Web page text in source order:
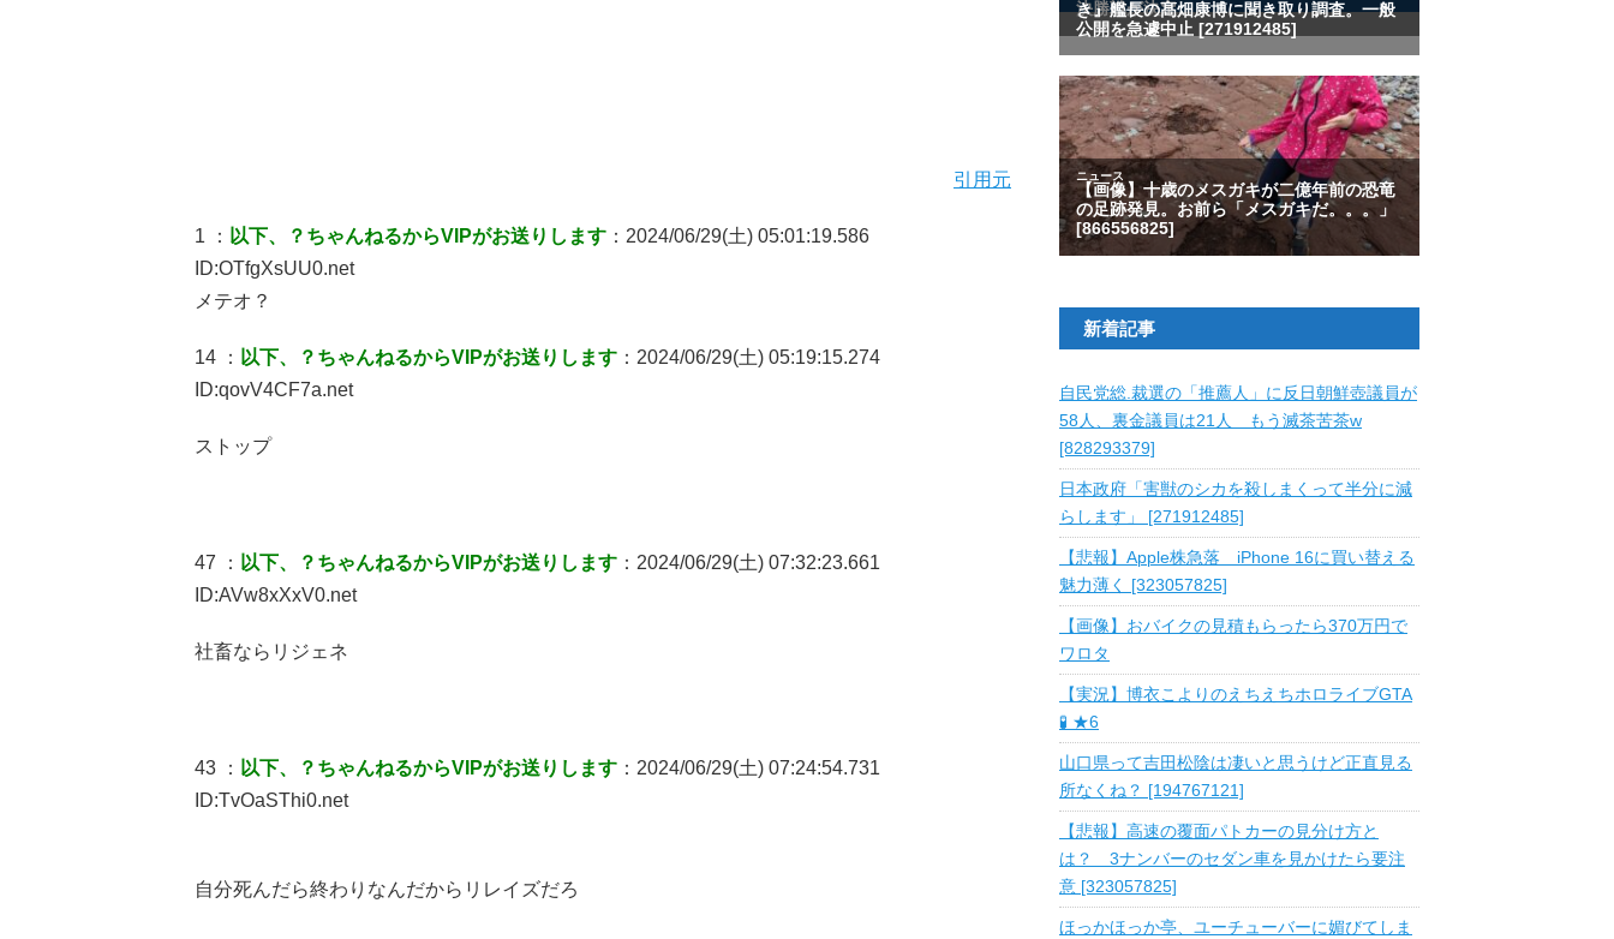
引用元
1 ： 以下、？ちゃんねるからVIPがお送りします ：2024/06/29(土) 05:01:19.586
ID:OTfgXsUU0.net
メテオ？
14 ： 以下、？ちゃんねるからVIPがお送りします ：2024/06/29(土) 05:19:15.274
ID:qovV4CF7a.net
ストップ
47 ： 以下、？ちゃんねるからVIPがお送りします ：2024/06/29(土) 07:32:23.661
ID:AVw8xXxV0.net
社畜ならリジェネ
43 ： 以下、？ちゃんねるからVIPがお送りします ：2024/06/29(土) 07:24:54.731
ID:TvOaSThi0.net
自分死んだら終わりなんだからリレイズだろ
新着記事
自民党総.裁選の「推薦人」に反日朝鮮壺議員が
58人、裏金議員は21人 もう滅茶苦茶w
[828293379]
日本政府「害獣のシカを殺しまくって半分に減
らします」 [271912485]
【悲報】Apple株急落 iPhone 16に買い替える
魅力薄く [323057825]
【画像】おバイクの見積もらったら370万円で
ワロタ
【実況】博衣こよりのえちえちホロライブGTA
🧪 ★6
山口県って吉田松陰は凄いと思うけど正直見る
所なくね？ [194767121]
【悲報】高速の覆面パトカーの見分け方と
は？ 3ナンバーのセダン車を見かけたら要注
意 [323057825]
ほっかほっか亭、ユーチューバーに媚びてしま